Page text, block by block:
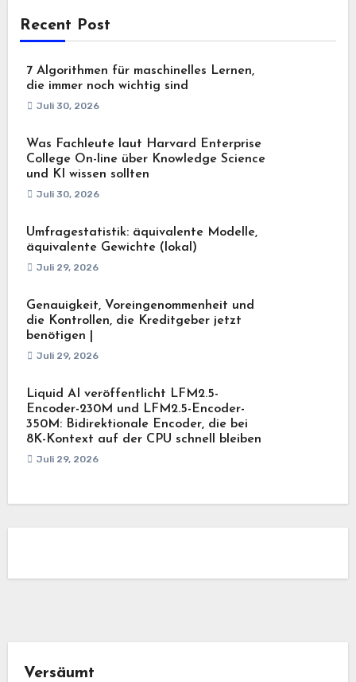
Recent Post
7 Algorithmen für maschinelles Lernen,
die immer noch wichtig sind
Juli 30, 2026
Was Fachleute laut Harvard Enterprise
College On-line über Knowledge Science
und KI wissen sollten
Juli 30, 2026
Umfragestatistik: äquivalente Modelle,
äquivalente Gewichte (lokal)
Juli 29, 2026
Genauigkeit, Voreingenommenheit und
die Kontrollen, die Kreditgeber jetzt
benötigen |
Juli 29, 2026
Liquid AI veröffentlicht LFM2.5-
Encoder-230M und LFM2.5-Encoder-
350M: Bidirektionale Encoder, die bei
8K-Kontext auf der CPU schnell bleiben
Juli 29, 2026
Versäumt